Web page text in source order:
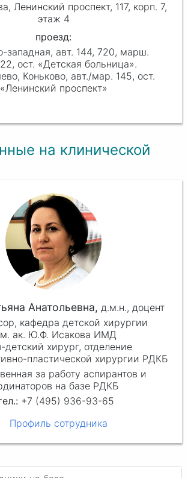
Ленинский проспект, 117, корп. 7,
этаж 4
проезд:
западная, авт. 144, 720, марш.
ост. «Детская больница».
Коньково, авт./мар. 145, ост.
«Ленинский проспект»
на клинической
Анатольевна, д.м.н.,доцент
кафедра детской хирургии
ак. Ю.Ф. Исакова ИМД
детский хирург, отделение
пластической хирургии РДКБ
за работу аспирантов и
на базе РДКБ
+7 (495) 936-93-65
Профиль сотрудника